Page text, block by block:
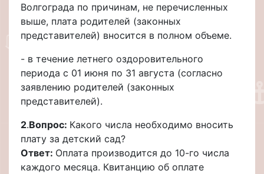
Волгограда по причинам, не перечисленных
выше, плата родителей (законных
представителей) вносится в полном объеме.
- в течение летнего оздоровительного
периода с 01 июня по 31 августа (согласно
заявлению родителей (законных
представителей).
2.Вопрос: Какого числа необходимо вносить
плату за детский сад?
Ответ: Оплата производится до 10-го числа
каждого месяца. Квитанцию об оплате